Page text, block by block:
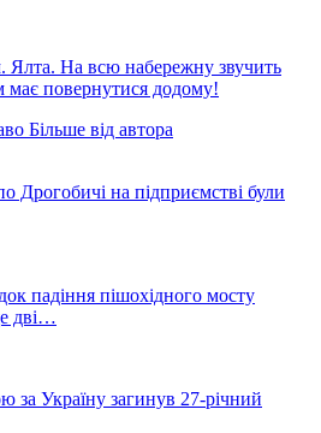
Ялта. На всю набережну звучить
має повернутися додому!
Більше від автора
Дрогобичі на підприємстві були
падіння пішохідного мосту
дві…
за Україну загинув 27-річний